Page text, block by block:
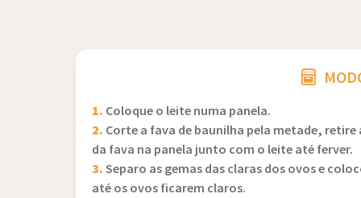
1. Coloque o leite numa panela.
2. Corte a fava de baunilha pela metade,
da fava na panela junto com o leite até ferver.
3.Separo as gemas das claras dos ovos e
até os ovos ficarem claros.